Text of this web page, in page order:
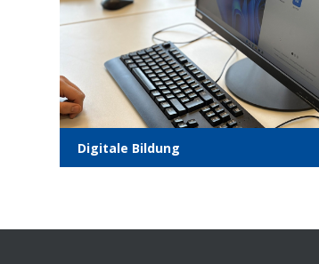
Digi­ta­le Bildung